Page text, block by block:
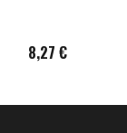
8,27 €